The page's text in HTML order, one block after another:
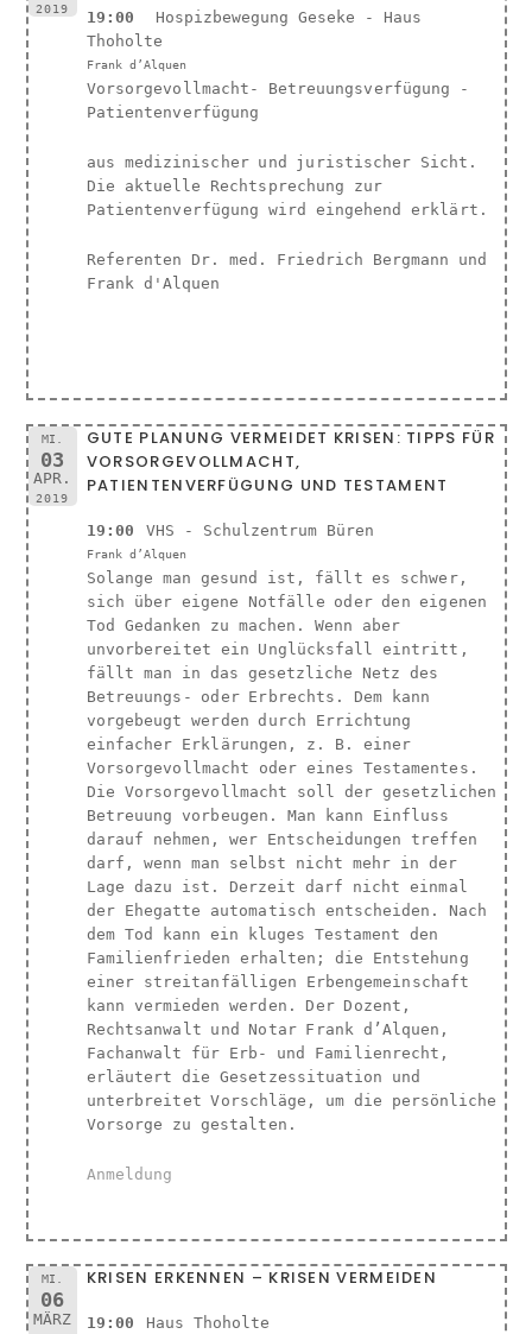
2019 19:00
Hospizbewegung Geseke - Haus
Thoholte
Frank d’Alquen
Vorsorgevollmacht- Betreuungsverfügung -
Patientenverfügung
aus medizinischer und juristischer Sicht.
Die aktuelle Rechtsprechung zur
Patientenverfügung wird eingehend erklärt.
Referenten Dr. med. Friedrich Bergmann und
Frank d'Alquen
MI.
03
APR.
2019
GUTE PLANUNG VERMEIDET KRISEN: TIPPS FÜR
VORSORGEVOLLMACHT,
PATIENTENVERFÜGUNG UND TESTAMENT
19:00 VHS - Schulzentrum Büren
Frank d’Alquen
Solange man gesund ist, fällt es schwer,
sich über eigene Notfälle oder den eigenen
Tod Gedanken zu machen. Wenn aber
unvorbereitet ein Unglücksfall eintritt,
fällt man in das gesetzliche Netz des
Betreuungs- oder Erbrechts. Dem kann
vorgebeugt werden durch Errichtung
einfacher Erklärungen, z. B. einer
Vorsorgevollmacht oder eines Testamentes.
Die Vorsorgevollmacht soll der gesetzlichen
Betreuung vorbeugen. Man kann Einfluss
darauf nehmen, wer Entscheidungen treffen
darf, wenn man selbst nicht mehr in der
Lage dazu ist. Derzeit darf nicht einmal
der Ehegatte automatisch entscheiden. Nach
dem Tod kann ein kluges Testament den
Familienfrieden erhalten; die Entstehung
einer streitanfälligen Erbengemeinschaft
kann vermieden werden. Der Dozent,
Rechtsanwalt und Notar Frank d’Alquen,
Fachanwalt für Erb- und Familienrecht,
erläutert die Gesetzessituation und
unterbreitet Vorschläge, um die persönliche
Vorsorge zu gestalten.
Anmeldung
MI.
06
MÄRZ
KRISEN ERKENNEN – KRISEN VERMEIDEN
19:00 Haus Thoholte